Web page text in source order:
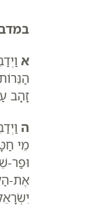
א
זָהָב
ה
מֵי
וּפַר-
אֶת-